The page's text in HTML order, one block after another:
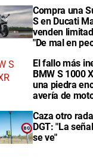
Compra una
S en Ducati
venden
"De mal en
El fallo más
BMW S 1000
una piedra
avería de
Caza otro
DGT: "La
se ve"